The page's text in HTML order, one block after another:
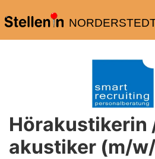
Hörakustikerin
akustiker (m/